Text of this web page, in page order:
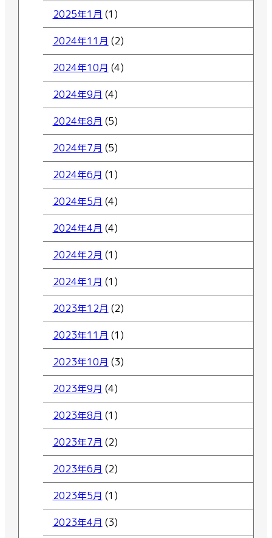
2025年1月 (1)
2024年11月 (2)
2024年10月 (4)
2024年9月 (4)
2024年8月 (5)
2024年7月 (5)
2024年6月 (1)
2024年5月 (4)
2024年4月 (4)
2024年2月 (1)
2024年1月 (1)
2023年12月 (2)
2023年11月 (1)
2023年10月 (3)
2023年9月 (4)
2023年8月 (1)
2023年7月 (2)
2023年6月 (2)
2023年5月 (1)
2023年4月 (3)